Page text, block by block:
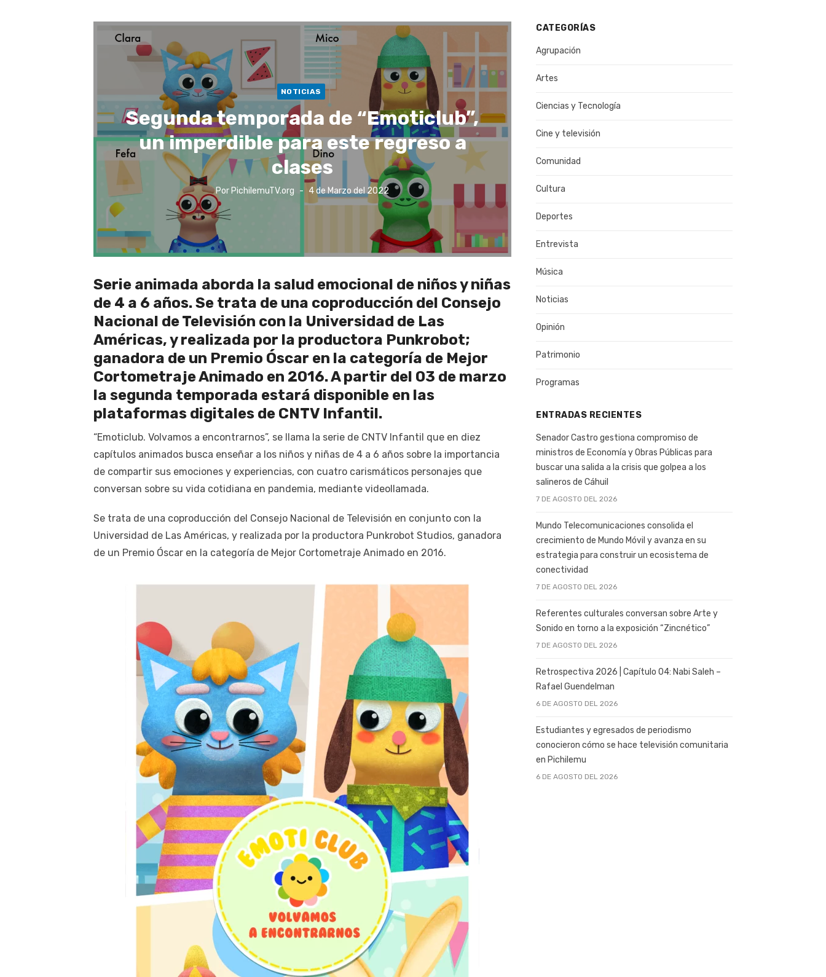
NOTICIAS
Segunda temporada de “Emoticlub”,
un imperdible para este regreso a
clases
Por PichilemuTV.org
Publicado
el
4 de Marzo del 2022
Serie animada aborda la salud emocional de niños y niñas
de 4 a 6 años. Se trata de una coproducción del Consejo
Nacional de Televisión con la Universidad de Las
Américas, y realizada por la productora Punkrobot;
ganadora de un Premio Óscar en la categoría de Mejor
Cortometraje Animado en 2016. A partir del 03 de marzo
la segunda temporada estará disponible en las
plataformas digitales de CNTV Infantil.
“Emoticlub. Volvamos a encontrarnos”, se llama la serie de CNTV Infantil que en diez
capítulos animados busca enseñar a los niños y niñas de 4 a 6 años sobre la importancia
de compartir sus emociones y experiencias, con cuatro carismáticos personajes que
conversan sobre su vida cotidiana en pandemia, mediante videollamada.
Se trata de una coproducción del Consejo Nacional de Televisión en conjunto con la
Universidad de Las Américas, y realizada por la productora Punkrobot Studios, ganadora
de un Premio Óscar en la categoría de Mejor Cortometraje Animado en 2016.
CATEGORÍAS
Agrupación
Artes
Ciencias y Tecnología
Cine y televisión
Comunidad
Cultura
Deportes
Entrevista
Música
Noticias
Opinión
Patrimonio
Programas
ENTRADAS RECIENTES
Senador Castro gestiona compromiso de
ministros de Economía y Obras Públicas para
buscar una salida a la crisis que golpea a los
salineros de Cáhuil
7 DE AGOSTO DEL 2026
Mundo Telecomunicaciones consolida el
crecimiento de Mundo Móvil y avanza en su
estrategia para construir un ecosistema de
conectividad
7 DE AGOSTO DEL 2026
Referentes culturales conversan sobre Arte y
Sonido en torno a la exposición “Zincnético”
7 DE AGOSTO DEL 2026
Retrospectiva 2026 | Capítulo 04: Nabi Saleh –
Rafael Guendelman
6 DE AGOSTO DEL 2026
Estudiantes y egresados de periodismo
conocieron cómo se hace televisión comunitaria
en Pichilemu
6 DE AGOSTO DEL 2026